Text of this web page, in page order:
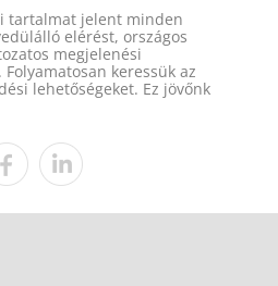
tartalmat jelent minden
elérést, országos
megjelenési
keressük az
lehetőségeket. Ez jövőnk